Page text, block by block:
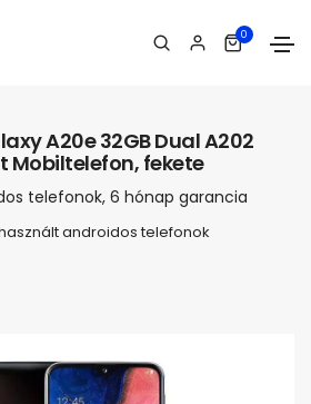
0
A20e 32GB Dual A202
Mobiltelefon, fekete
telefonok, 6 hónap garancia
androidos telefonok